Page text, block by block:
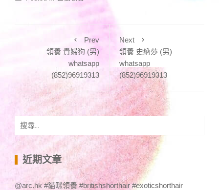
Prev
領養 貴婦狗 (男)
whatsapp
(852)96919313
Next
領養 史納莎 (男)
whatsapp
(852)96919313
搜
鍵 近期文章
@arc.hk #貓咪領養 #britishshorthair #exoticshorthair